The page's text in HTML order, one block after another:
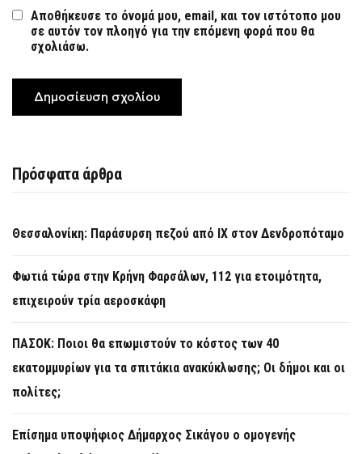
Αποθήκευσε το όνομά μου, email, και τον ιστότοπο μου
σε αυτόν τον πλοηγό για την επόμενη φορά που θα
σχολιάσω.
Πρόσφατα άρθρα
Θεσσαλονίκη: Παράσυρση πεζού από ΙΧ στον Δενδροπόταμο
Φωτιά τώρα στην Κρήνη Φαρσάλων, 112 για ετοιμότητα,
επιχειρούν τρία αεροσκάφη
ΠΑΣΟΚ: Ποιοι θα επωμιστούν το κόστος των 40
εκατομμυρίων για τα σπιτάκια ανακύκλωσης; Οι δήμοι και οι
πολίτες;
Επίσημα υποψήφιος Δήμαρχος Σικάγου ο ομογενής